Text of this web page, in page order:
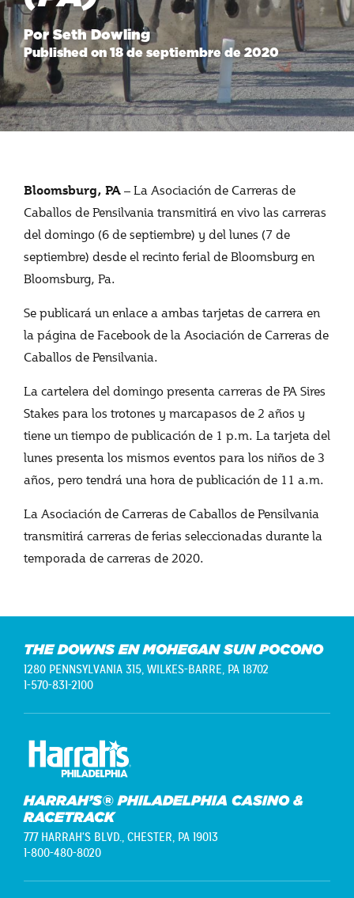
Por Seth Dowling
Published on 18 de septiembre de 2020
Bloomsburg, PA – La Asociación de Carreras de
Caballos de Pensilvania transmitirá en vivo las carreras
del domingo (6 de septiembre) y del lunes (7 de
septiembre) desde el recinto ferial de Bloomsburg en
Bloomsburg, Pa.
Se publicará un enlace a ambas tarjetas de carrera en
la página de Facebook de la Asociación de Carreras de
Caballos de Pensilvania.
La cartelera del domingo presenta carreras de PA Sires
Stakes para los trotones y marcapasos de 2 años y
tiene un tiempo de publicación de 1 p.m. La tarjeta del
lunes presenta los mismos eventos para los niños de 3
años, pero tendrá una hora de publicación de 11 a.m.
La Asociación de Carreras de Caballos de Pensilvania
transmitirá carreras de ferias seleccionadas durante la
temporada de carreras de 2020.
THE DOWNS EN MOHEGAN SUN POCONO
1280 PENNSYLVANIA 315, WILKES-BARRE, PA 18702
1-570-831-2100
HARRAH’S® PHILADELPHIA CASINO &
RACETRACK
777 HARRAH'S BLVD., CHESTER, PA 19013
1-800-480-8020